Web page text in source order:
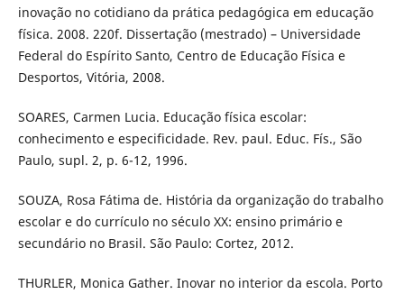
inovação no cotidiano da prática pedagógica em educação
física. 2008. 220f. Dissertação (mestrado) – Universidade
Federal do Espírito Santo, Centro de Educação Física e
Desportos, Vitória, 2008.
SOARES, Carmen Lucia. Educação física escolar:
conhecimento e especificidade. Rev. paul. Educ. Fís., São
Paulo, supl. 2, p. 6-12, 1996.
SOUZA, Rosa Fátima de. História da organização do trabalho
escolar e do currículo no século XX: ensino primário e
secundário no Brasil. São Paulo: Cortez, 2012.
THURLER, Monica Gather. Inovar no interior da escola. Porto